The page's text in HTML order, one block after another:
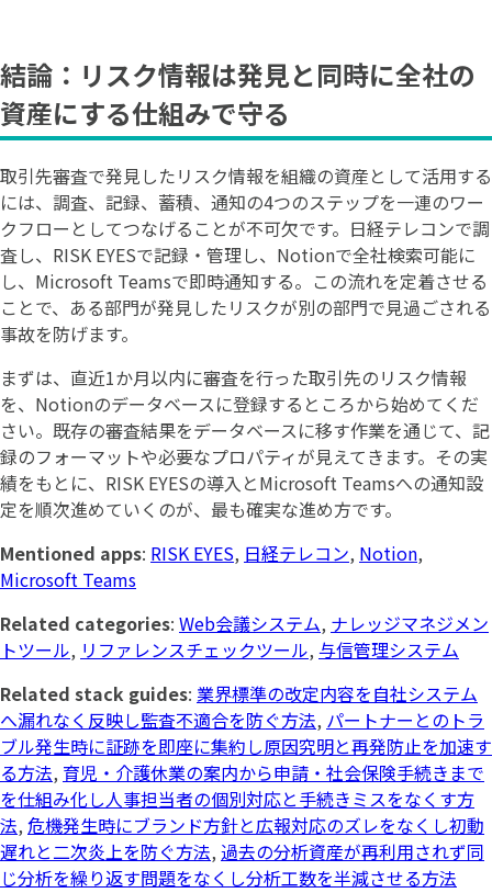
結論：リスク情報は発見と同時に全社の
資産にする仕組みで守る
取引先審査で発見したリスク情報を組織の資産として活用する
には、調査、記録、蓄積、通知の4つのステップを一連のワー
クフローとしてつなげることが不可欠です。日経テレコンで調
査し、RISK EYESで記録・管理し、Notionで全社検索可能に
し、Microsoft Teamsで即時通知する。この流れを定着させる
ことで、ある部門が発見したリスクが別の部門で見過ごされる
事故を防げます。
まずは、直近1か月以内に審査を行った取引先のリスク情報
を、Notionのデータベースに登録するところから始めてくだ
さい。既存の審査結果をデータベースに移す作業を通じて、記
録のフォーマットや必要なプロパティが見えてきます。その実
績をもとに、RISK EYESの導入とMicrosoft Teamsへの通知設
定を順次進めていくのが、最も確実な進め方です。
Mentioned apps: RISK EYES, 日経テレコン, Notion,
Microsoft Teams
Related categories: Web会議システム, ナレッジマネジメン
トツール, リファレンスチェックツール, 与信管理システム
Related stack guides: 業界標準の改定内容を自社システム
へ漏れなく反映し監査不適合を防ぐ方法, パートナーとのトラ
ブル発生時に証跡を即座に集約し原因究明と再発防止を加速す
る方法, 育児・介護休業の案内から申請・社会保険手続きまで
を仕組み化し人事担当者の個別対応と手続きミスをなくす方
法, 危機発生時にブランド方針と広報対応のズレをなくし初動
遅れと二次炎上を防ぐ方法, 過去の分析資産が再利用されず同
じ分析を繰り返す問題をなくし分析工数を半減させる方法